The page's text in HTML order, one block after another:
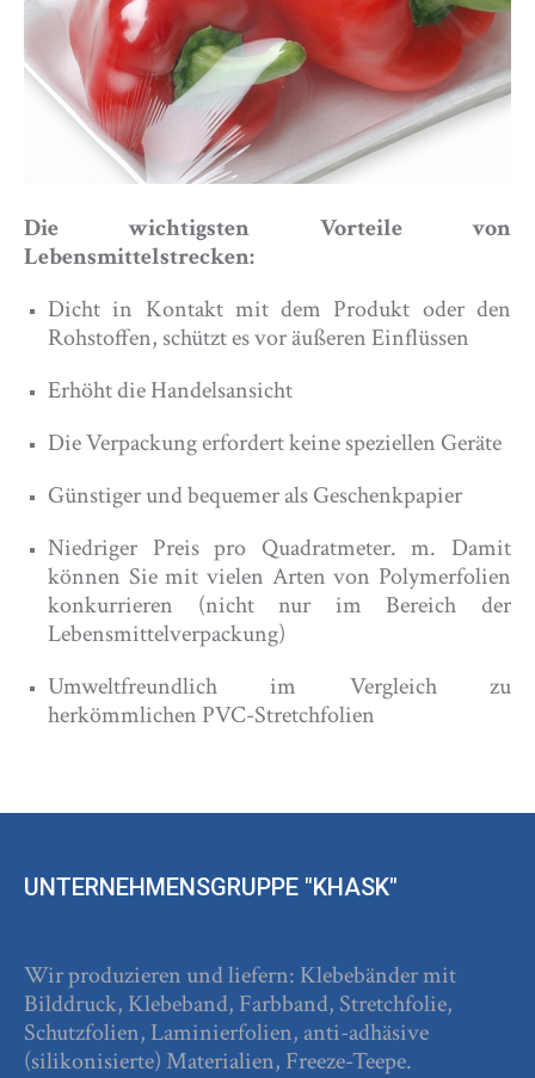
Die wichtigsten Vorteile von
Lebensmittelstrecken:
Dicht in Kontakt mit dem Produkt oder den
Rohstoffen, schützt es vor äußeren Einflüssen
Erhöht die Handelsansicht
Die Verpackung erfordert keine speziellen Geräte
Günstiger und bequemer als Geschenkpapier
Niedriger Preis pro Quadratmeter. m. Damit
können Sie mit vielen Arten von Polymerfolien
konkurrieren (nicht nur im Bereich der
Lebensmittelverpackung)
Umweltfreundlich im Vergleich zu
herkömmlichen PVC-Stretchfolien
UNTERNEHMENSGRUPPE "KHASK"
Wir produzieren und liefern: Klebebänder mit
Bilddruck, Klebeband, Farbband, Stretchfolie,
Schutzfolien, Laminierfolien, anti-adhäsive
(silikonisierte) Materialien, Freeze-Teepe.